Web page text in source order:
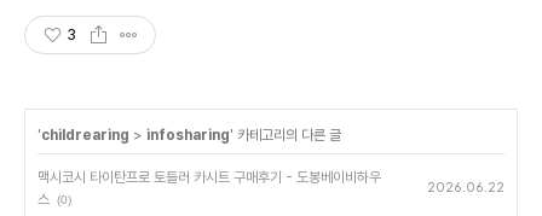
3
'childrearing > infosharing' 카테고리의 다른 글
맥시코시 타이탄프로 토들러 카시트 구매후기 - 도봉베이비하우
스 (0)
2026.06.22